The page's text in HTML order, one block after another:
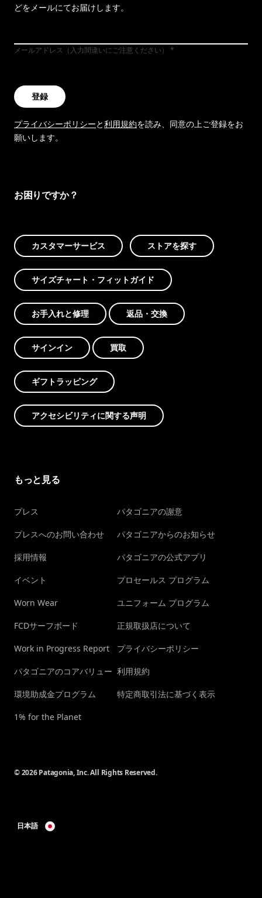
どをメールにてお届けします。
メールアドレス（入力間違いにご注意ください）
登録
プライバシーポリシーと利用規約を読み、同意の上ご登録をお
願いします。
お困りですか？
カスタマーサービス ストアを探す
サイズチャート・フィットガイド
お手入れと修理 返品・交換
サインイン 買取
ギフトラッピング
アクセシビリティに関する声明
もっと見る
プレス
プレスへのお問い合わせ
採用情報
イベント
Worn Wear
FCDサーフボード
Work in Progress Report
パタゴニアのコアバリュー
環境助成金プログラム
1% for the Planet
パタゴニアの謝意
パタゴニアからのお知らせ
パタゴニアの公式アプリ
プロセールス プログラム
ユニフォーム プログラム
正規取扱店について
プライバシーポリシー
利用規約
特定商取引法に基づく表示
© 2026 Patagonia, Inc. All Rights Reserved.
日本語